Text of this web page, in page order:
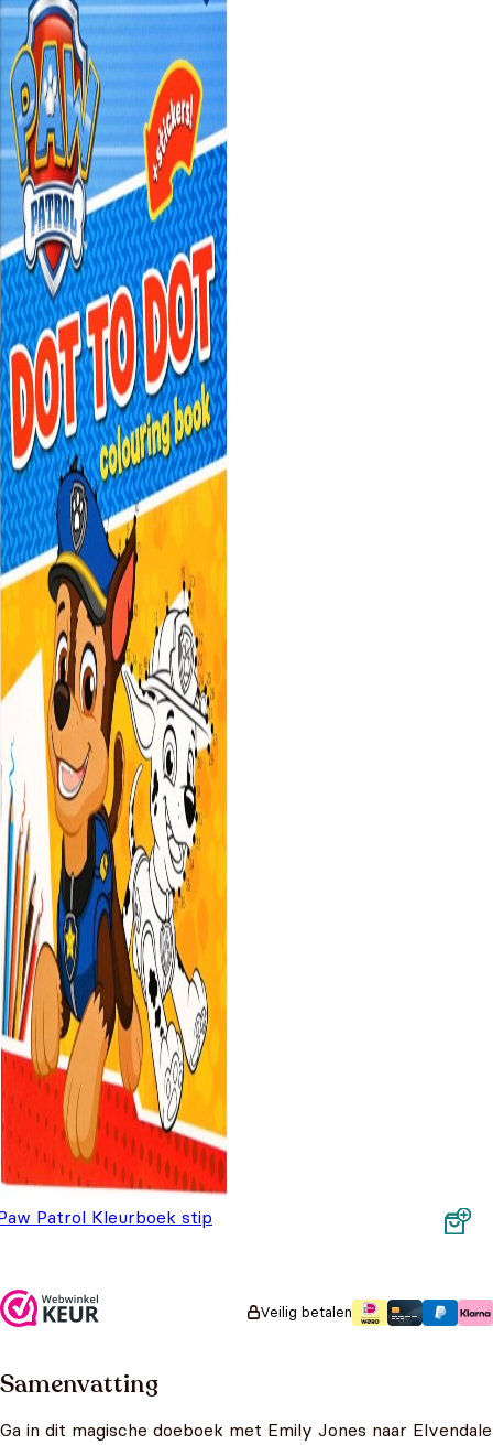
Patrol Kleurboek stip
Veilig betalen
Samenvatting
Ga in dit magische doeboek met Emily Jones naar Elvendale